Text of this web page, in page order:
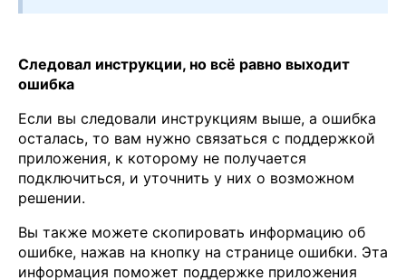
Следовал инструкции, но всё равно выходит
ошибка
Если вы следовали инструкциям выше, а ошибка
осталась, то вам нужно связаться с поддержкой
приложения, к которому не получается
подключиться, и уточнить у них о возможном
решении.
Вы также можете скопировать информацию об
ошибке, нажав на кнопку на странице ошибки. Эта
информация поможет поддержке приложения